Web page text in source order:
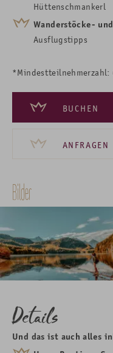
Hüttenschmankerl
Wanderstöcke-
Ausflugstipps
*Mindestteilnehmerzahl:
BUCHEN
ANFRAGEN
Bilder
Details
Und das ist auch alles